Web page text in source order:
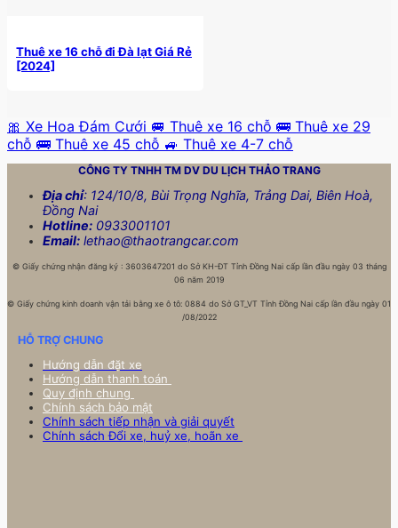
Thuê xe 16 chỗ đi Đà lạt Giá Rẻ
[2024]
🎀 Xe Hoa Đám Cưới 🚐 Thuê xe 16 chỗ 🚌 Thuê xe 29
chỗ 🚌 Thuê xe 45 chỗ 🚙 Thuê xe 4-7 chỗ
CÔNG TY TNHH TM DV DU LỊCH THẢO TRANG
Địa chỉ: 124/10/8, Bùi Trọng Nghĩa, Trảng Dai, Biên Hoà,
Đồng Nai
Hotline: 0933001101
Email: lethao@thaotrangcar.com
©Giấy chứng nhận đăng ký : 3603647201 do Sở KH-ĐT Tỉnh Đồng Nai cấp lần đầu ngày 03 tháng
06 năm 2019
© Giấy chứng kinh doanh vận tải bằng xe ô tô: 0884 do Sở GT_VT Tỉnh Đồng Nai cấp lần đầu ngày 01
/08/2022
HỖ TRỢ CHUNG
Hướng dẫn đặt xe
Hướng dẫn thanh toán
Quy định chung
Chính sách bảo mật
Chính sách tiếp nhận và giải quyết
Chính sách Đổi xe, huỷ xe, hoãn xe